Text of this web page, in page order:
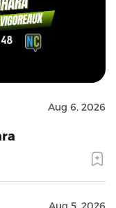
Aug 6, 2026
Aug 5, 2026